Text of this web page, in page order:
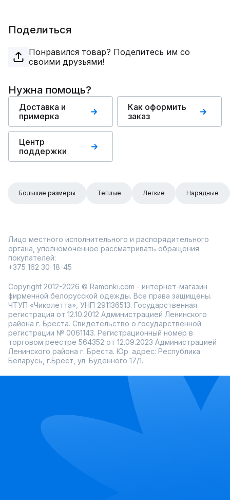
Поделиться
Понравился товар? Поделитесь им со
своими друзьями!
Нужна помощь?
Доставка и
примерка
Как оформить
заказ
Центр
поддержки
Большие размеры Теплые Легкие Нарядные
Лицо местного исполнительного и распорядительного
органа, уполномоченное рассматривать обращения
покупателей:
+375 162 30-18-45
Copyright 2012-2026 © Ramonki.com - интернет-магазин
фирменной белорусской одежды. Все права защищены.
ЧТУП «Чиколетта», УНП 291136513. Государственная
регистрация от 12.10.2012 Администрацией Ленинского
района г. Бреста. Свидетельство о государственной
регистрации № 0061143. Регистрационный номер в
торговом реестре 564352 от 12.09.2023 Администрацией
Ленинского района г. Бреста. Юр. адрес: Республика
Беларусь, г.Брест, ул. Буденного 17/1.